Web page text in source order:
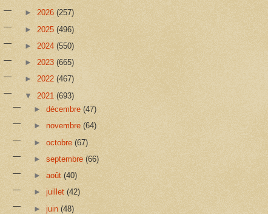
► 2026 (257)
► 2025 (496)
► 2024 (550)
► 2023 (665)
► 2022 (467)
▼ 2021 (693)
►décembre(47)
►novembre(64)
►octobre(67)
►septembre(66)
►août(40)
►juillet(42)
►juin(48)